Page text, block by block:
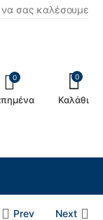
να σας καλέσουμε
0 0
Καλάθι
Prev Next